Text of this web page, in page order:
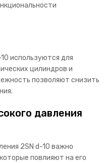
используются для
цилиндров и
позволяют снизить
давления
2SN d-10 важно
повлияют на его